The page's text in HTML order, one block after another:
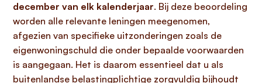
december van elk kalenderjaar. Bij deze beoordeling
worden alle relevante leningen meegenomen,
afgezien van specifieke uitzonderingen zoals de
eigenwoningschuld die onder bepaalde voorwaarden
is aangegaan. Het is daarom essentieel dat u als
buitenlandse belastingplichtige zorgvuldig bijhoudt